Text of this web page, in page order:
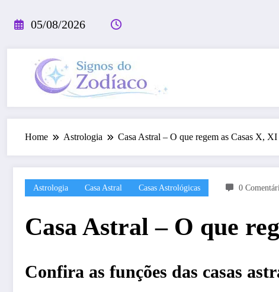
para
conteúdo
05/08/2026
Home Astrologia Casa Astral – O que regem as Casas X,
Astrologia Casa Astral Casas Astrológicas 0
Casa Astral – O que
Confira as funções das casas